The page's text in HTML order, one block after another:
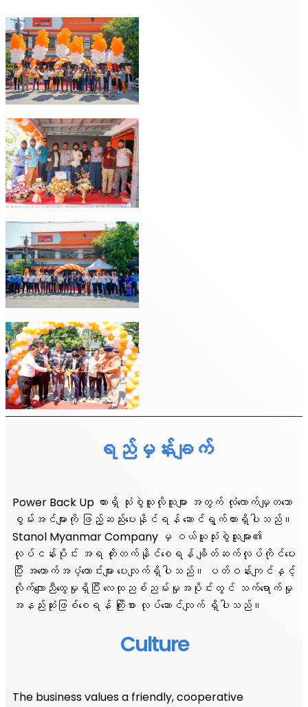
ရည်မှန်းချက်
Power Back Up ထားရှိ သုံးစွဲသူလိုသူများ အတွက် လုံလောက်မျှတသော
စွမ်းအင်များကို ဖြည့်ဆည်းပေးနိုင်ရန် ဆောင်ရွက်ထားရှိပါသည်။
Stanol Myanmar Company မှ ဝယ်ယူသုံးစွဲသူများ၏
လုပ်ငန်းပိုင်း အရ တိုးတက်နိုင်စေရန် ချိတ်ဆက်လုပ်ကိုင်ပေး
ပြီး အထောက်အပံ့ကောင်းများ ပေးလျက်ရှိပါသည်။ ပတ်ဝန်းကျင်နှင့်
လိုက်လျောညီထွေမှုရှိပြီး လေထုညစ်ညမ်းမှုအပိုင်းတွင် သက်ရောက်မှု
အနည်းဆုံးဖြစ်စေရန် ကြိုးစား လုပ်ဆောင်လျက် ရှိပါသည်။
Culture
The business values a friendly, cooperative